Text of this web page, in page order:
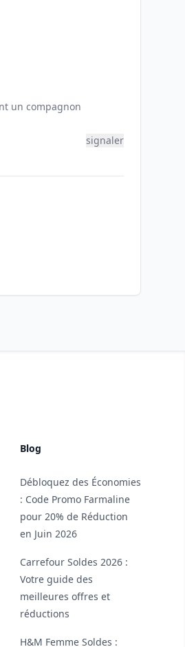
un compagnon
signaler
Blog
Débloquez des Économies
: Code Promo Farmaline
pour 20% de Réduction
en Juin 2026
Carrefour Soldes 2026 :
Votre guide des
meilleures offres et
réductions
H&M Femme Soldes :